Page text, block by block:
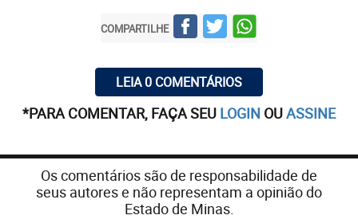
COMPARTILHE
LEIA 0 COMENTÁRIOS
*PARA COMENTAR, FAÇA SEU LOGIN OUASSINE
Os comentários são de responsabilidade de
seus autores e não representam a opinião do
Estado de Minas.